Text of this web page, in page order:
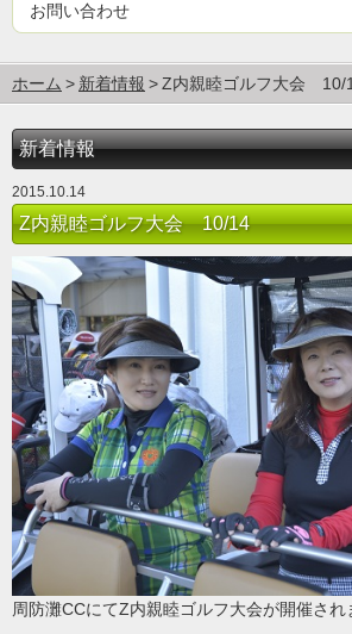
お問い合わせ
ホーム 新着情報 Z内親睦ゴルフ大会 10/
新着情報
2015.10.14
Z内親睦ゴルフ大会 10/14
周防灘CCにてZ内親睦ゴルフ大会が開催され